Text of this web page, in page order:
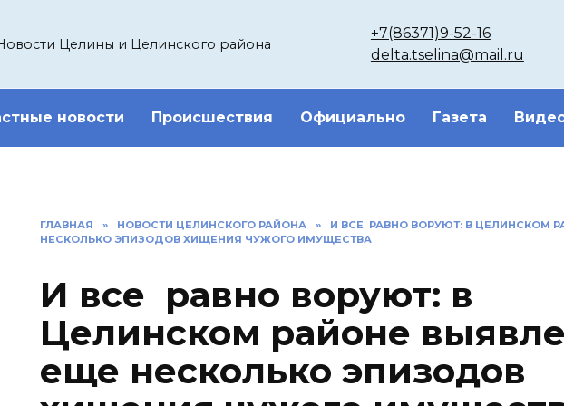
Целины и Целинского района
+7(86371)9-52-16
delta.tselina@mail.ru
новости Происшествия Официально Газета
ГЛАВНАЯ » НОВОСТИ ЦЕЛИНСКОГО РАЙОНА »
И ВСЕ РАВНО ВОРУЮТ: В ЦЕЛИНСКОМ
НЕСКОЛЬКО ЭПИЗОДОВ ХИЩЕНИЯ ЧУЖОГО ИМУЩЕСТВА
И все равно воруют: в
Целинском районе
еще несколько эпизодов